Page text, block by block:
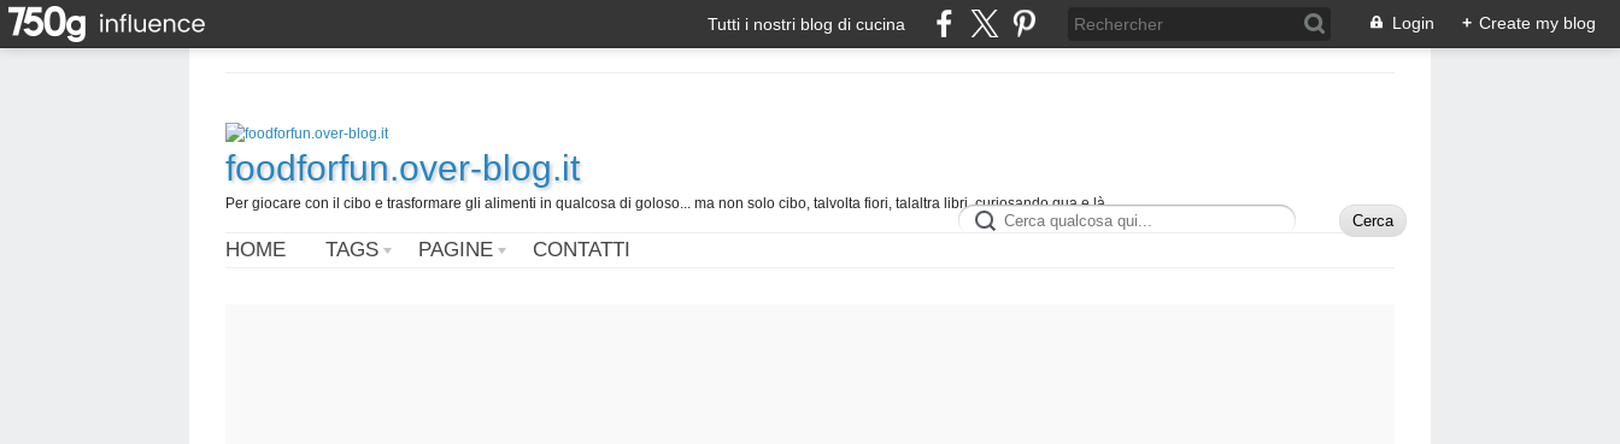
Tutti i nostri blog di cucina Login + Create my blog
foodforfun.over-blog.it
Per giocare con il cibo e trasformare gli alimenti in qualcosa di goloso... ma non solo cibo, talvolta fiori, talaltra libri, curiosando qua e là.
HOME TAGS PAGINE CONTATTI